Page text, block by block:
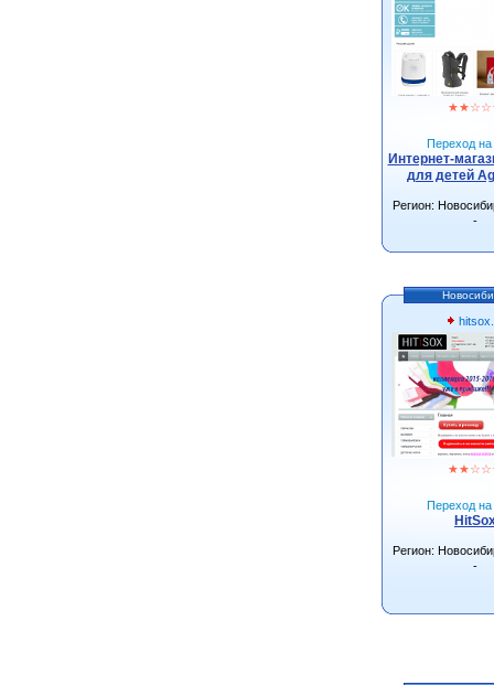
★★☆☆
Переход на
Интернет-
для детей
Регион:
-
★★☆☆
Переход на
Регион:
-